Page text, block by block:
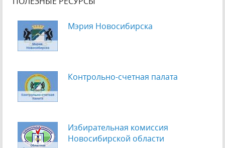
Мэрия Новосибирска
Контрольно-счетная палата
Избирательная комиссия
Новосибирской области